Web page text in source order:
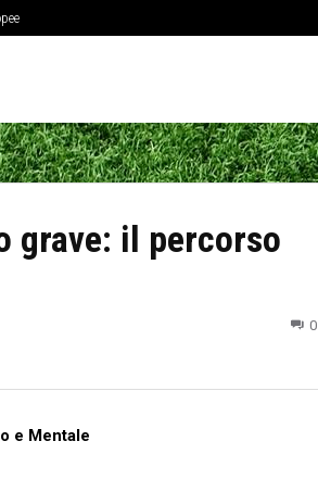
grave: il percorso
0
e Mentale